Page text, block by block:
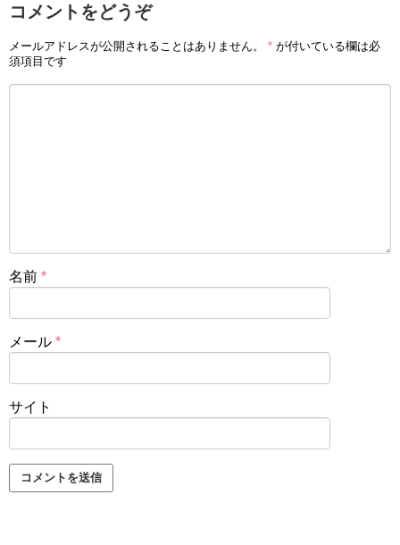
コメントをどうぞ
メールアドレスが公開されることはありません。 * が付いている欄は必
須項目です
名前 *
メール *
サイト